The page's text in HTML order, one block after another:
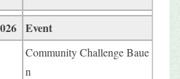
Event
Community Challenge Baue
n